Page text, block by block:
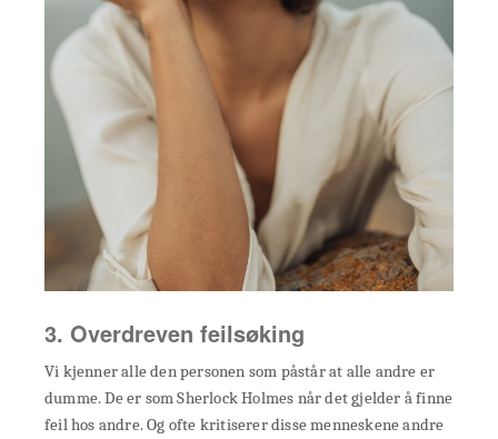
3. Overdreven feilsøking
Vi kjenner alle den personen som påstår at alle andre er
dumme. De er som Sherlock Holmes når det gjelder å finne
feil hos andre. Og ofte kritiserer disse menneskene andre